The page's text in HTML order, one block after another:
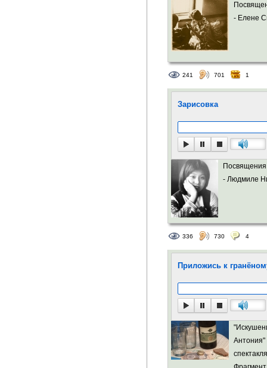
- Елене
241 701 1
Зарисовка
- Людмиле
336 730 4
Приложись к
Антония"